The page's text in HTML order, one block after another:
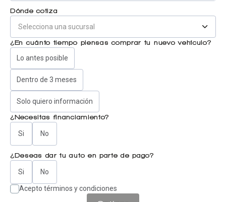
Dónde cotiza
¿En cuánto tiempo piensas comprar tu nuevo vehículo?
Lo antes posible
Dentro de 3 meses
Solo quiero información
¿Necesitas financiamiento?
Si No
¿Deseas dar tu auto en parte de pago?
Si No
Acepto términos y condiciones